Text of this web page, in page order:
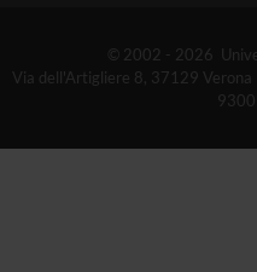
© 2002 - 2026
Via dell'Artigliere 8, 37129